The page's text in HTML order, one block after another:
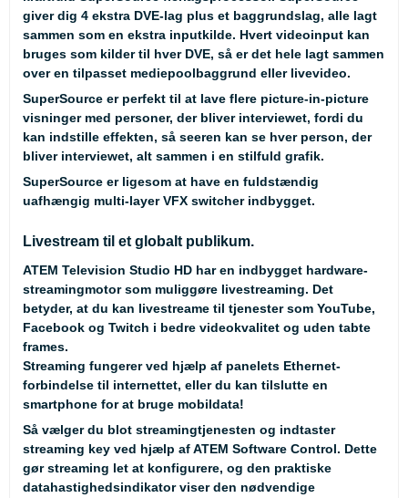
giver dig 4 ekstra DVE-lag plus et baggrundslag, alle lagt
sammen som en ekstra inputkilde. Hvert videoinput kan
bruges som kilder til hver DVE, så er det hele lagt sammen
over en tilpasset mediepoolbaggrund eller livevideo.
SuperSource er perfekt til at lave flere picture-in-picture
visninger med personer, der bliver interviewet, fordi du
kan indstille effekten, så seeren kan se hver person, der
bliver interviewet, alt sammen i en stilfuld grafik.
SuperSource er ligesom at have en fuldstændig
uafhængig multi-layer VFX switcher indbygget.
Livestream til et globalt publikum.
ATEM Television Studio HD har en indbygget hardware-
streamingmotor som muliggøre livestreaming. Det
betyder, at du kan livestreame til tjenester som YouTube,
Facebook og Twitch i bedre videokvalitet og uden tabte
frames.
Streaming fungerer ved hjælp af panelets Ethernet-
forbindelse til internettet, eller du kan tilslutte en
smartphone for at bruge mobildata!
Så vælger du blot streamingtjenesten og indtaster
streaming key ved hjælp af ATEM Software Control. Dette
gør streaming let at konfigurere, og den praktiske
datahastighedsindikator viser den nødvendige